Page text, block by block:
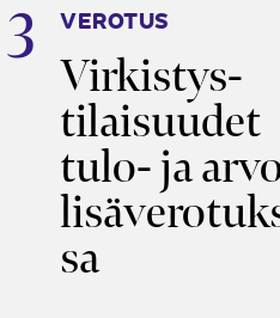
VEROTUS
Virkistys­
tilaisuudet
tulo- ja
sa